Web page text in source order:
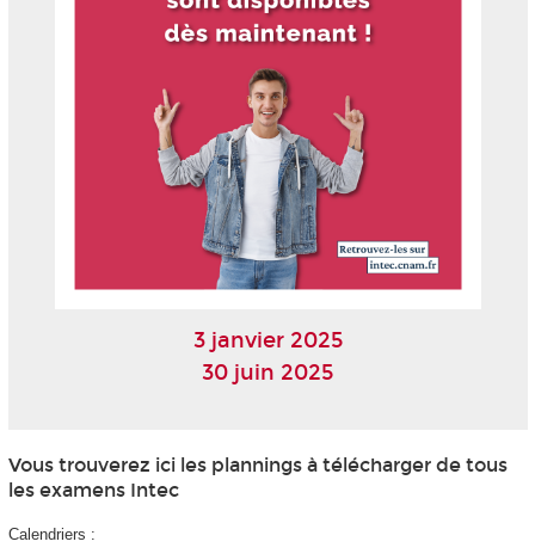
3 janvier 2025
30 juin 2025
Vous trouverez ici les plannings à télécharger de tous
les examens Intec
Calendriers :